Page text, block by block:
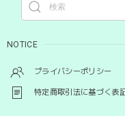
NOTICE
プライバシーポリシー
特定商取引法に基づく表